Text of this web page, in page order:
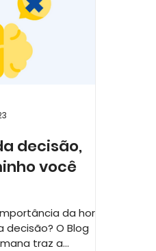
decisão,
você
da hora
O Blog
traz a